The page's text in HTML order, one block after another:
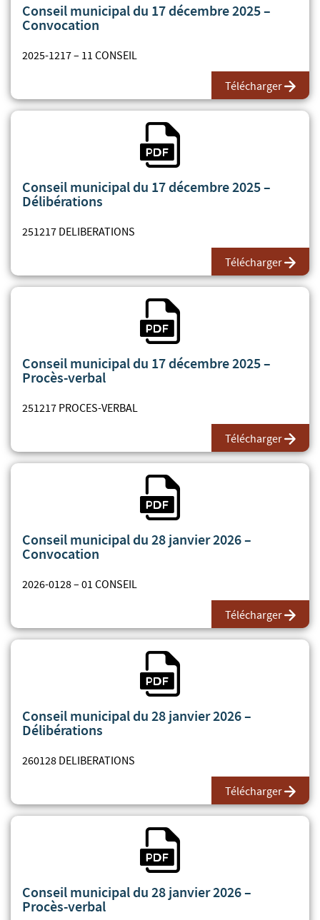
Conseil municipal du 17 décembre 2025 –
Convocation
2025-1217 – 11 CONSEIL
Télécharger
Conseil municipal du 17 décembre 2025 –
Délibérations
251217 DELIBERATIONS
Télécharger
Conseil municipal du 17 décembre 2025 –
Procès-verbal
251217 PROCES-VERBAL
Télécharger
Conseil municipal du 28 janvier 2026 –
Convocation
2026-0128 – 01 CONSEIL
Télécharger
Conseil municipal du 28 janvier 2026 –
Délibérations
260128 DELIBERATIONS
Télécharger
Conseil municipal du 28 janvier 2026 –
Procès-verbal